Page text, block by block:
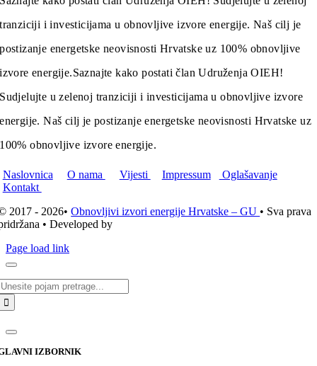
tranziciji i investicijama u obnovljive izvore energije. Naš cilj je
postizanje energetske neovisnosti Hrvatske uz 100% obnovljive
izvore energije.Saznajte kako postati član Udruženja OIEH!
Sudjelujte u zelenoj tranziciji i investicijama u obnovljive izvore
energije. Naš cilj je postizanje energetske neovisnosti Hrvatske uz
100% obnovljive izvore energije.
Naslovnica O nama Vijesti Impressum
Oglašavanje
Kontakt
2017 - 2026•Obnovljivi izvori energije Hrvatske – GU • Sva prava
• Developed by
Page load link
IZBORNIK